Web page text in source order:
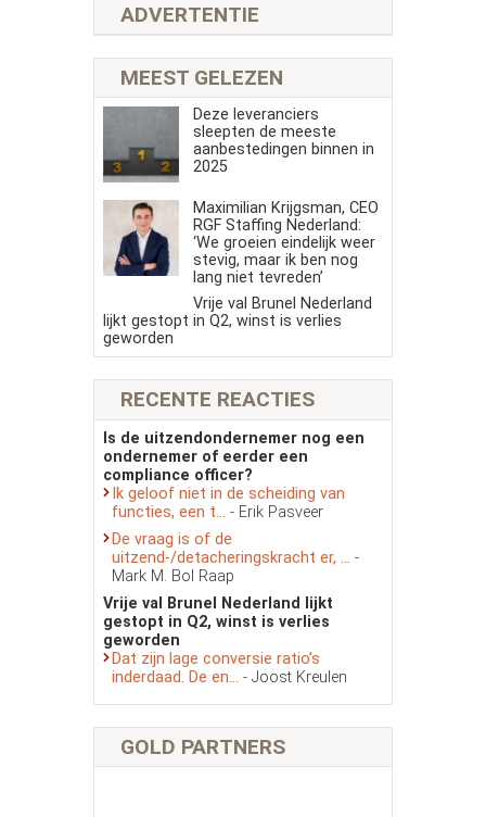
ADVERTENTIE
MEEST GELEZEN
Deze leveranciers
sleepten de meeste
aanbestedingen binnen in
2025
Maximilian Krijgsman, CEO
RGF Staffing Nederland:
‘We groeien eindelijk weer
stevig, maar ik ben nog
lang niet tevreden’
Vrije val Brunel Nederland
lijkt gestopt in Q2, winst is verlies
geworden
RECENTE REACTIES
Is de uitzendondernemer nog een
ondernemer of eerder een
compliance officer?
Ik geloof niet in de scheiding van
functies, een t... - Erik Pasveer
De vraag is of de
uitzend-/detacheringskracht er, ... -
Mark M. Bol Raap
Vrije val Brunel Nederland lijkt
gestopt in Q2, winst is verlies
geworden
Dat zijn lage conversie ratio’s
inderdaad. De en... - Joost Kreulen
GOLD PARTNERS